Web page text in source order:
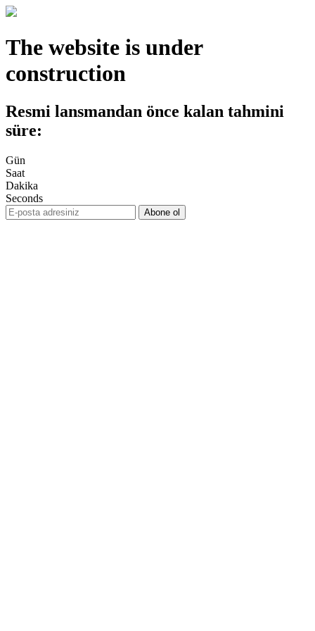
The website is under
construction
Resmi lansmandan önce kalan tahmini
süre:
Gün
Saat
Dakika
Seconds